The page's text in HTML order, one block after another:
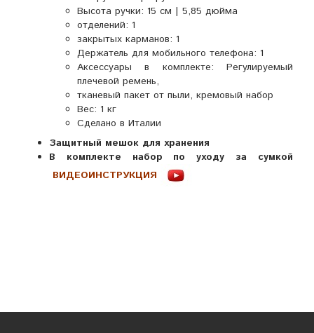
Высота ручки: 15 см | 5,85 дюйма
отделений: 1
закрытых карманов: 1
Держатель для мобильного телефона: 1
Аксессуары в комплекте:
Регулируемый
плечевой ремень,
тканевый пакет от пыли, кремовый набор
Вес: 1 кг
Сделано в Италии
Защитный мешок для хранения
В комплекте набор по уходу за сумкой
ВИДЕОИНСТРУКЦИЯ